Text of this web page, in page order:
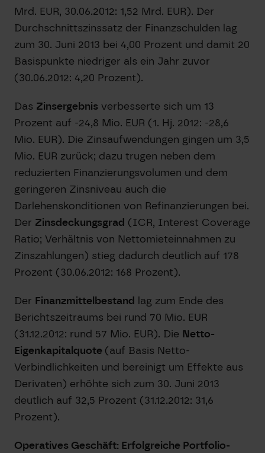
Mrd. EUR, 30.06.2012: 1,52 Mrd. EUR). Der
Durchschnittszinssatz der Finanzschulden lag
zum 30. Juni 2013 bei 4,00 Prozent und damit 20
Basispunkte niedriger als ein Jahr zuvor
(30.06.2012: 4,20 Prozent).
Das Zinsergebnis verbesserte sich um 13
Prozent auf -24,8 Mio. EUR (1. Hj. 2012: -28,6
Mio. EUR). Die Zinsaufwendungen gingen um 3,5
Mio. EUR zurück; dazu trugen neben dem
reduzierten Finanzierungsvolumen und dem
geringeren Zinsniveau auch die
Darlehenskonditionen von Refinanzierungen bei.
Der Zinsdeckungsgrad (ICR, Interest Coverage
Ratio; Verhältnis von Nettomieteinnahmen zu
Zinszahlungen) stieg dadurch deutlich auf 178
Prozent (30.06.2012: 168 Prozent).
Der Finanzmittelbestand lag zum Ende des
Berichtszeitraums bei rund 70 Mio. EUR
(31.12.2012: rund 57 Mio. EUR). Die Netto-
Eigenkapitalquote (auf Basis Netto-
Verbindlichkeiten und bereinigt um Effekte aus
Derivaten) erhöhte sich zum 30. Juni 2013
deutlich auf 32,5 Prozent (31.12.2012: 31,6
Prozent).
Operatives Geschäft: Erfolgreiche Portfolio-